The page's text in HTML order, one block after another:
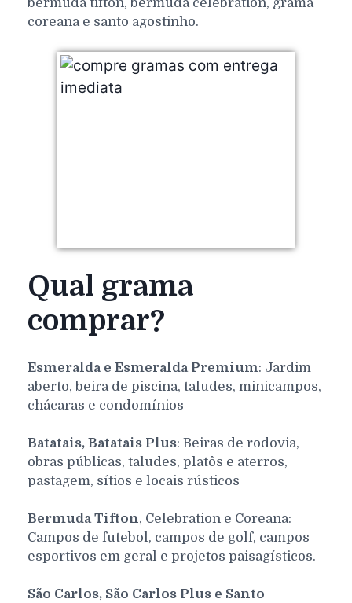
coreana e santo agostinho.
Qual grama
comprar?
Esmeralda e Esmeralda Premium: Jardim
aberto, beira de piscina, taludes, minicampos,
chácaras e condomínios
Batatais, Batatais Plus: Beiras de rodovia,
obras públicas, taludes, platôs e aterros,
pastagem, sítios e locais rústicos
Bermuda Tifton, Celebration e Coreana:
Campos de futebol, campos de golf, campos
esportivos em geral e projetos paisagísticos.
São Carlos, São Carlos Plus e Santo